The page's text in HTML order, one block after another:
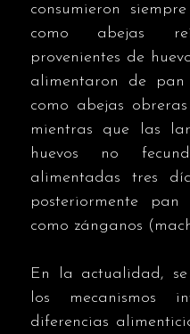
consumieron
como abejas
provenientes de
alimentaron de pan
como abejas
mientras que las
huevos no
alimentadas tres
posteriormente
como zánganos
En la actualidad, se
los mecanismos
diferencias